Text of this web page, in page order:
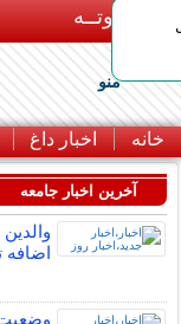
بـیتوتــه
منو
خانه اخبار داغ
آخرین اخبار جامعه
اضافه